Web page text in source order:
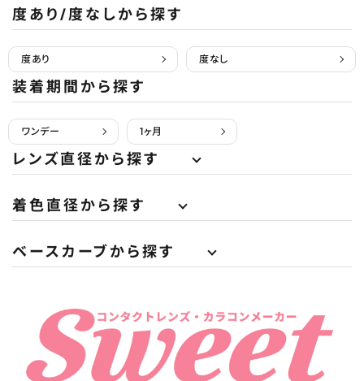
度あり/度なしから探す
度あり 度なし
装着期間から探す
ワンデー 1ヶ月
レンズ直径から探す
着色直径から探す
ベースカーブから探す